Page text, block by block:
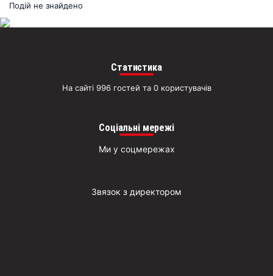
Подій не знайдено
Статистика
На сайті 996 гостей та 0 користувачів
Соціальні мережі
Ми у соцмережах
Звязок з директором